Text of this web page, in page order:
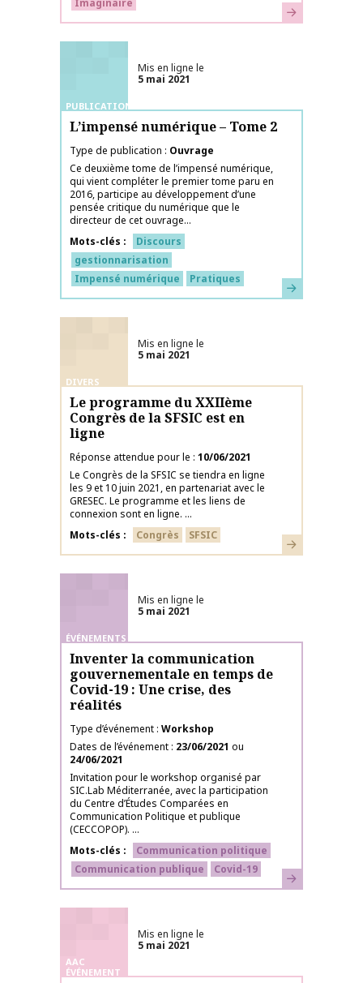
Imaginaire En savoir plus
PUBLICATIONS
Mis en ligne le
5 mai 2021
L’impensé numérique – Tome 2
Type de publication
Ouvrage
Ce deuxième tome de l’impensé numérique,
qui vient compléter le premier tome paru en
2016, participe au développement d’une
pensée critique du numérique que le
directeur de cet ouvrage...
Mots-clés
Discours
gestionnarisation
Impensé numérique
Pratiques En savoir plus
DIVERS
Mis en ligne le
5 mai 2021
Le programme du XXIIème
Congrès de la SFSIC est en
ligne
Réponse attendue pour le 10/06/2021
Le Congrès de la SFSIC se tiendra en ligne
les 9 et 10 juin 2021, en partenariat avec le
GRESEC. Le programme et les liens de
connexion sont en ligne. ...
Mots-clés
Congrès SFSIC En savoir plus
ÉVÉNEMENTS
Mis en ligne le
5 mai 2021
Inventer la communication
gouvernementale en temps de
Covid-19 : Une crise, des
réalités
Type d’événement Workshop
Dates de l’événement 23/06/2021 ou
24/06/2021
Invitation pour le workshop organisé par
SIC.Lab Méditerranée, avec la participation
du Centre d’Études Comparées en
Communication Politique et publique
(CECCOPOP). ...
Mots-clés
Communication politique
Communication publique
Covid-19 En savoir plus
AAC
ÉVÉNEMENT
Mis en ligne le
5 mai 2021